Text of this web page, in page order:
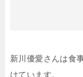
新川優愛さんは食
けています。